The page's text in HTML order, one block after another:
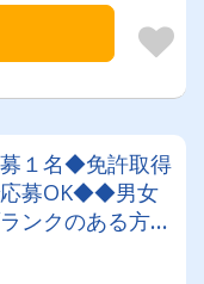
１名◆免許取得
応募OK◆◆男女
ンクのある方大
定した企業で